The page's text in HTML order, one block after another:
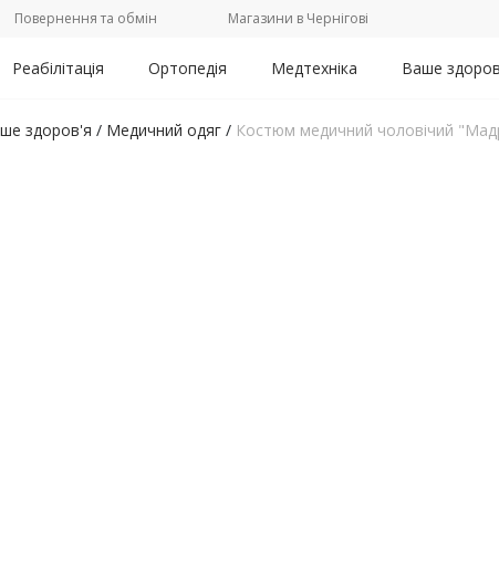
Повернення та обмін Магазини в Чернігові
Реабілітація Ортопедія Медтехніка Ваше
здоров'я / Медичний одяг / Костюм медичний чоловічий